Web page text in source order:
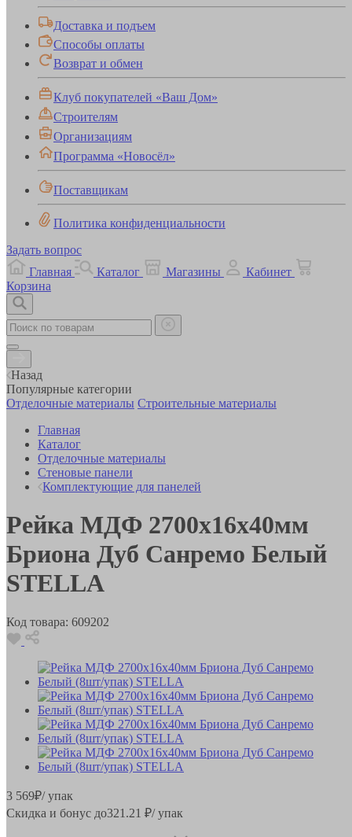
Доставка и подъем
Способы оплаты
Возврат и обмен
Клуб покупателей «Ваш Дом»
Строителям
Организациям
Программа «Новосёл»
Поставщикам
Политика конфиденциальности
Задать вопрос
Главная
Каталог Магазины
Кабинет
Корзина
Назад
Популярные категории
Отделочные материалы Строительные материалы
Главная
Каталог
Отделочные материалы
Стеновые панели
Комплектующие для панелей
Рейка МДФ 2700х16х40мм
Бриона Дуб Санремо Белый
STELLA
Код товара: 609202
3 569₽/ упак
Скидка и бонус до321.21 ₽/ упак